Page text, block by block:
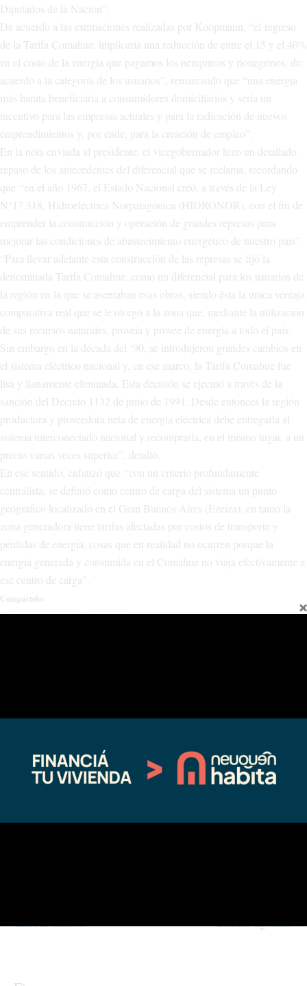
Diputados de la Nación”.
De acuerdo a las estimaciones realizadas por Koopmann, “el regreso
de la Tarifa Comahue, implicaría una reducción de entre el 15 y el 40%
en el costo de la energía que pagamos los neuquinos y rionegrinos, de
acuerdo a la categoría de los usuarios”, remarcando que “una energía
más barata beneficiaría a consumidores domiciliarios y sería un
incentivo para las empresas actuales y para la radicación de nuevos
emprendimientos y, por ende, para la creación de empleo”.
En la nota enviada al presidente, el vicegobernador hizo un detallado
repaso de los antecedentes del diferencial que se reclama, recordando
que “en el año 1967, el Estado Nacional creó, a través de la Ley
N°17.318, Hidroeléctrica Norpatagónica (HIDRONOR), con el fin de
emprender la construcción y operación de grandes represas para
mejorar las condiciones de abastecimiento energético de nuestro país”.
“Para llevar adelante esta construcción de las represas se fijó la
denominada Tarifa Comahue, como un diferencial para los usuarios de
la región en la que se asentaban esas obras, siendo ésta la única ventaja
comparativa real que se le otorgó a la zona que, mediante la utilización
de sus recursos naturales, proveía y provee de energía a todo el país.
Sin embargo en la década del ‘90, se introdujeron grandes cambios en
el sistema eléctrico nacional y, en ese marco, la Tarifa Comahue fue
lisa y llanamente eliminada. Esta decisión se ejecutó a través de la
sanción del Decreto 1132 de junio de 1991. Desde entonces la región
productora y proveedora neta de energía eléctrica debe entregarla al
sistema interconectado nacional y recomprarla, en el mismo lugar, a un
precio varias veces superior”, detalló.
En ese sentido, enfatizó que “con un criterio profundamente
centralista, se definió como centro de carga del sistema un punto
geográfico localizado en el Gran Buenos Aires (Ezeiza), en tanto la
zona generadora tiene tarifas afectadas por costos de transporte y
pérdidas de energía, cosas que en realidad no ocurren porque la
energía generada y consumida en el Comahue no viaja efectivamente a
ese centro de carga”.
Compártelo:
el proyecto de Koopmann para
08/18/2022
En "Sin categoría"
se están ejecutando para mejorar
En "Regionales"
compromiso de “defender a